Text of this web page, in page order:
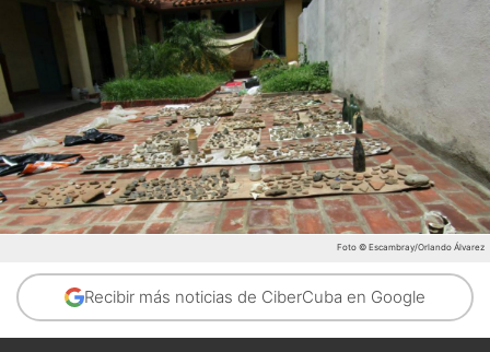
Foto © Escambray/Orlando Álvarez
Recibir más noticias de CiberCuba en Google